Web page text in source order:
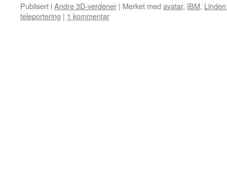
Publisert iAndre 3D-verdener | Merket med avatar, IBM,
teleportering | 1 kommentar